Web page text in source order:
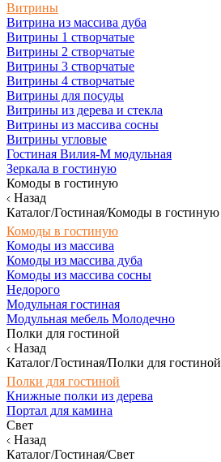
Витрины
Витрина из массива дуба
Витрины 1 створчатые
Витрины 2 створчатые
Витрины 3 створчатые
Витрины 4 створчатые
Витрины для посуды
Витрины из дерева и стекла
Витрины из массива сосны
Витрины угловые
Гостиная Вилия-М модульная
Зеркала в гостиную
Комоды в гостиную
Назад
Каталог/Гостиная/Комоды в гостиную
Комоды в гостиную
Комоды из массива
Комоды из массива дуба
Комоды из массива сосны
Недорого
Модульная гостиная
Модульная мебель Молодечно
Полки для гостиной
Назад
Каталог/Гостиная/Полки для гостиной
Полки для гостиной
Книжные полки из дерева
Портал для камина
Свет
Назад
Каталог/Гостиная/Свет